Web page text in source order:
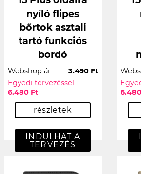
nyíló flipes
bőrtok asztali
tartó funkciós
bordó
Webshop ár
3.490 Ft
Egyedi tervezéssel
6.480 Ft
részletek
INDULHAT A
TERVEZÉS